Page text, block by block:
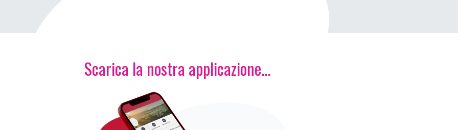
Scarica la nostra applicazione...